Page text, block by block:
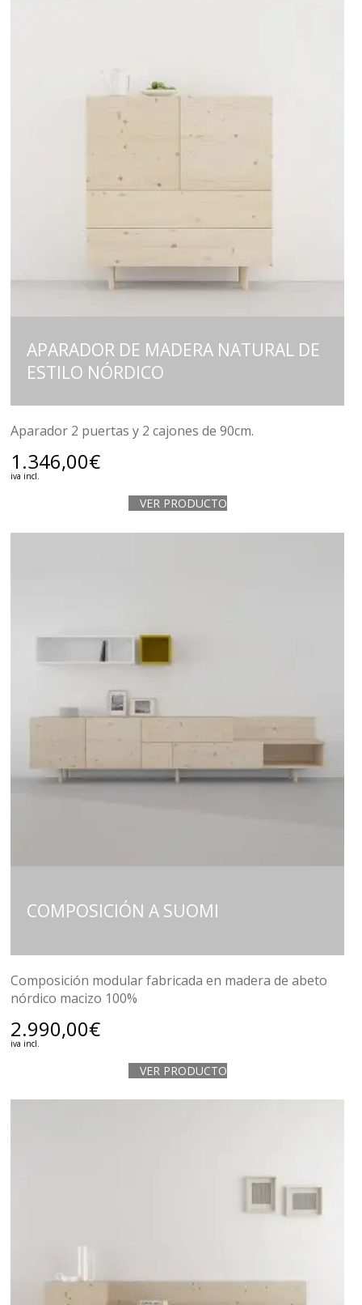
APARADOR DE MADERA NATURAL DE
ESTILO NÓRDICO
Aparador 2 puertas y 2 cajones de 90cm.
1.346,00€
iva incl.
VER PRODUCTO
COMPOSICIÓN A SUOMI
Composición modular fabricada en madera de abeto
nórdico macizo 100%
2.990,00€
iva incl.
VER PRODUCTO